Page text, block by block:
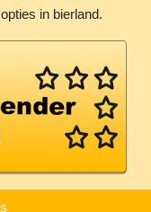
in bierland.